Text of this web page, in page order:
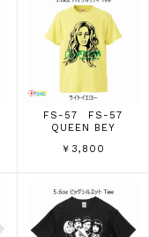
FS-57 FS-57
QUEEN BEY
￥3,800